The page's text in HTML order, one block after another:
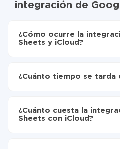
integración de
¿Cómo ocurre la
Sheets y iCloud?
Elija qué datos transferir
de Google Sheets a iCloud
¿Cuánto tiempo se tarda
oscilar entre 5 y 30 minutos.
configuración tarda entre 10 y
¿Cuánto cuesta la
Sheets con iCloud?